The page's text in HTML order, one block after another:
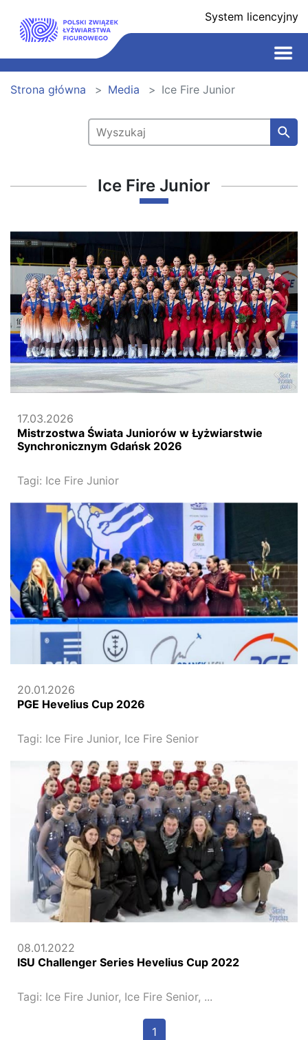
System licencyjny
Strona główna Media Ice Fire Junior
Ice Fire Junior
17.03.2026
Mistrzostwa Świata Juniorów w Łyżwiarstwie
Synchronicznym Gdańsk 2026
Tagi: Ice Fire Junior
20.01.2026
PGE Hevelius Cup 2026
Tagi: Ice Fire Junior, Ice Fire Senior
08.01.2022
ISU Challenger Series Hevelius Cup 2022
Tagi: Ice Fire Junior, Ice Fire Senior, ...
1